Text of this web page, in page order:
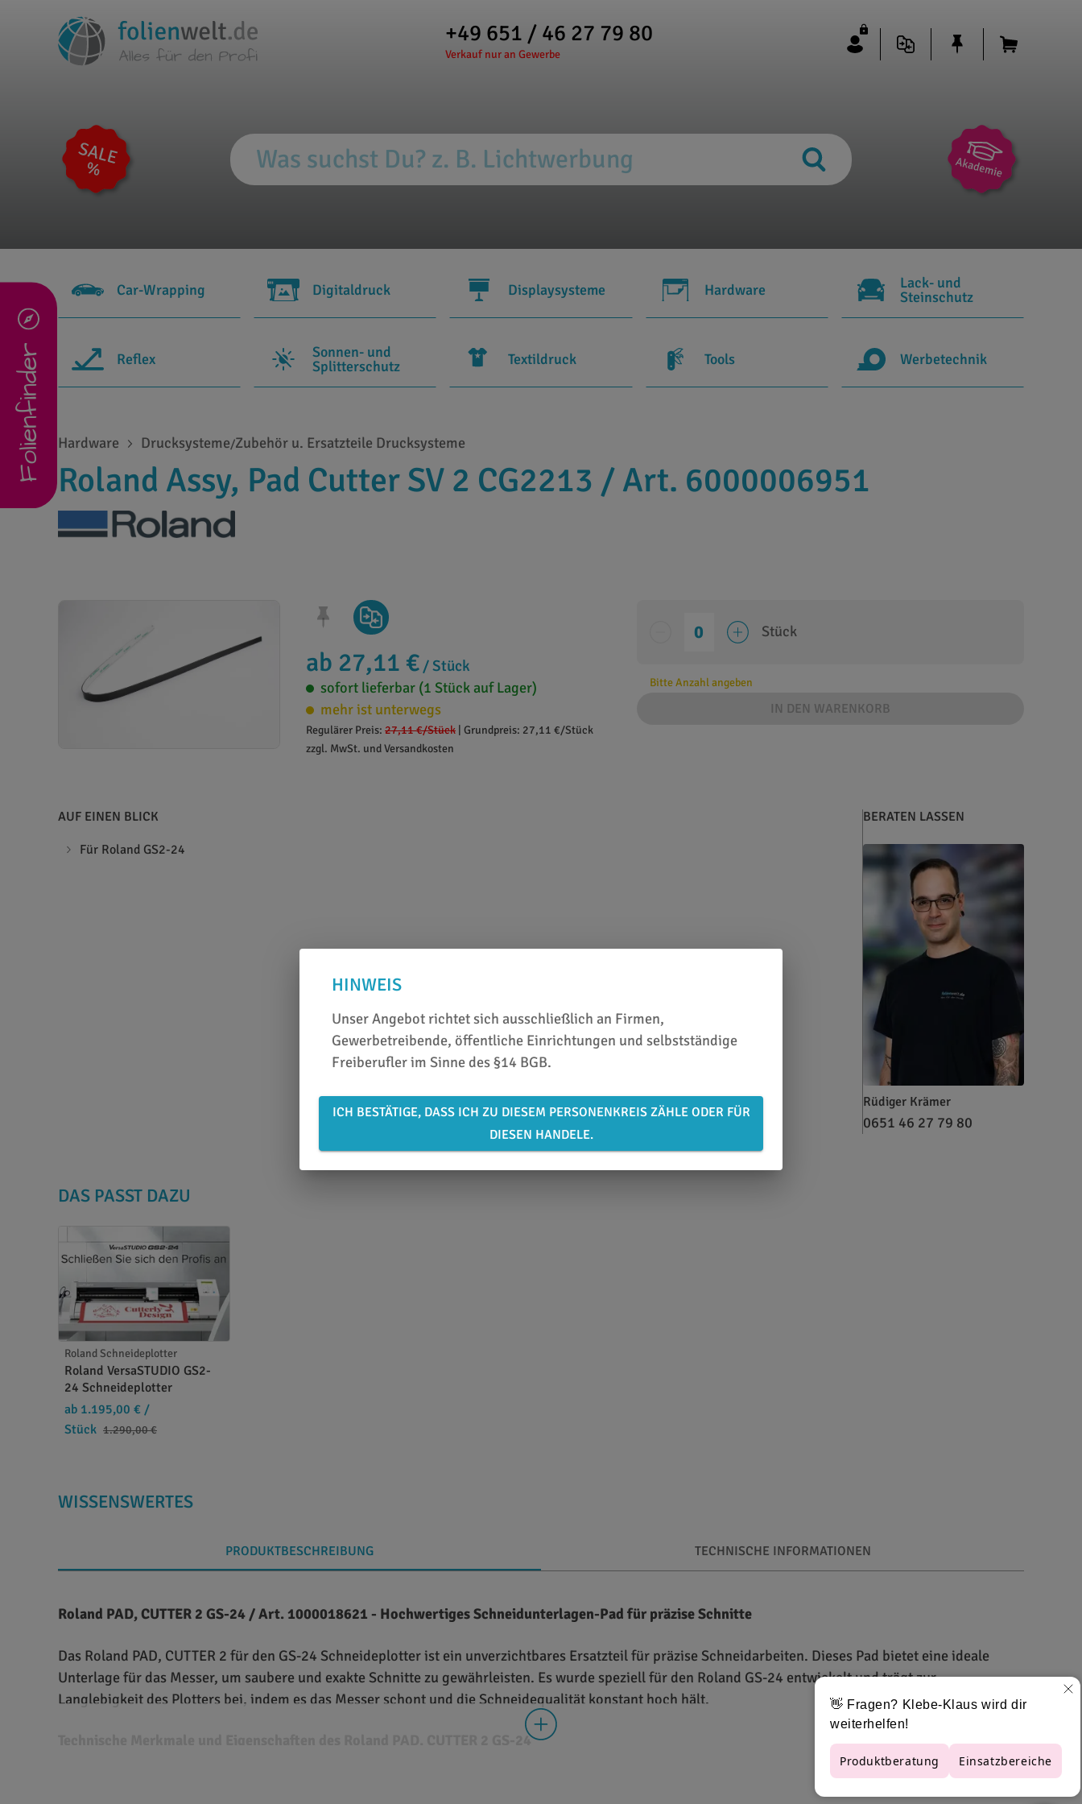
+49 651 / 46 27 79 80
Verkauf nur an Gewerbe
Car-Wrapping Digitaldruck Displaysysteme Hardware
Lack- und
Steinschutz
Reflex
Sonnen- und
Splitterschutz
Textildruck Tools Werbetechnik
Folienfinder Hardware Drucksysteme/Zubehör u. Ersatzteile Drucksysteme
Roland Assy, Pad Cutter SV 2 CG2213 / Art. 6000006951
ab 27,11 € / Stück
sofort lieferbar (1 Stück auf Lager)
mehr ist unterwegs
Regulärer Preis: 27,11 €/Stück Grundpreis: 27,11 €/Stück
zzgl. MwSt. und Versandkosten
Stück
Bitte Anzahl angeben
IN DEN WARENKORB
AUF EINEN BLICK
Für Roland GS2-24
BERATEN LASSEN
Rüdiger Krämer
0651 46 27 79 80
DAS PASST DAZU
Roland Schneideplotter
Roland VersaSTUDIO GS2-
24 Schneideplotter
ab 1.195,00 € /
Stück 1.290,00 €
WISSENSWERTES
PRODUKTBESCHREIBUNG TECHNISCHE INFORMATIONEN
Roland PAD, CUTTER 2 GS-24 / Art. 1000018621 - Hochwertiges Schneidunterlagen-Pad für präzise Schnitte
Das Roland PAD, CUTTER 2 für den GS-24 Schneideplotter ist ein unverzichtbares Ersatzteil für präzise Schneidarbeiten. Dieses Pad bietet eine ideale
Unterlage für das Messer, um saubere und exakte Schnitte zu gewährleisten. Es wurde speziell für den Roland GS-24 entwickelt und trägt zur
Langlebigkeit des Plotters bei, indem es das Messer schont und die Schneidequalität konstant hoch hält.
Technische Merkmale und Eigenschaften des Roland PAD, CUTTER 2 GS-24
Das Schneidunterlagen-Pad besteht aus robustem Material, das Schnitte sauber durchdringen lässt, ohne die Klinge zu beschädigen. Die präzise Passform
HINWEIS
Unser Angebot richtet sich ausschließlich an Firmen,
Gewerbetreibende, öffentliche Einrichtungen und selbstständige
Freiberufler im Sinne des §14 BGB.
ICH BESTÄTIGE, DASS ICH ZU DIESEM PERSONENKREIS ZÄHLE ODER FÜR
DIESEN HANDELE.